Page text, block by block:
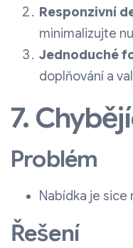
Responzivní
minimalizujte
Jednoduché
doplňování a
7.
Problém
Nabídka je
Řešení